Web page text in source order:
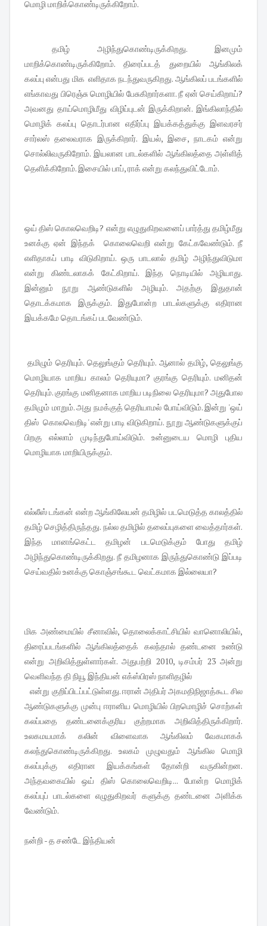
மொழி மாறிக்கொண்டிருக்கிறோம்.
தமிழ் அழிந்துகொண்டிருக்கிறது. இனமும்
மாறிக்கொண்டிருக்கிறோம். திரைப்படத் துறையில் ஆங்கிலக்
கலப்பு என்பது மிக எளிதாக நடந்துவருகிறது. ஆங்கிலப் படங்களில்
எங்காவது பிரெஞ்சு மொழியில் பேசுகிறார்களா. நீ ஏன் செய்கிறாய்?
அவனது தாய்மொழிமீது விழிப்புடன் இருக்கிறான். இங்கிலாந்தில்
மொழிக் கலப்பு தொடர்பான எதிர்ப்பு இயக்கத்துக்கு இளவரசர்
சார்லஸ் தலைவராக இருக்கிறார். இயல், இசை, நாடகம் என்று
சொல்லிவருகிறோம். இயலான பாடல்களில் ஆங்கிலத்தை அள்ளித்
தெளிக்கிறோம். இசையில் பாப், ராக் என்று கலந்துவிட்டோம்.
ஒய் திஸ் கொலவெறிடி? என்று எழுதுகிறவனைப் பார்த்து தமிழ்மீது
உனக்கு ஏன் இந்தக் கொலைவெறி என்று கேட்கவேண்டும். நீ
எளிதாகப் பாடி விடுகிறாய். ஒரு பாடலால் தமிழ் அழிந்துவிடுமா
என்று கிண்டலாகக் கேட்கிறாய். இந்த நொடியில் அழியாது.
இன்னும் நூறு ஆண்டுகளில் அழியும். அதற்கு இதுதான்
தொடக்கமாக இருக்கும். இதுபோன்ற பாடல்களுக்கு எதிரான
இயக்கமே தொடங்கப் படவேண்டும்.
தமிழும் தெரியும். தெலுங்கும் தெரியும். ஆனால் தமிழ், தெலுங்கு
மொழியாக மாறிய காலம் தெரியுமா? குரங்கு தெரியும். மனிதன்
தெரியும். குரங்கு மனிதனாக மாறிய படிநிலை தெரியுமா? அதுபோல
தமிழும் மாறும். அது நமக்குத் தெரியாமல் போய்விடும். இன்று 'ஒய்
திஸ் கொலவெறிடி' என்று பாடி விடுகிறாய். நூறு ஆண்டுகளுக்குப்
பிறகு எல்லாம் முடிந்துபோய்விடும். உன்னுடைய மொழி புதிய
மொழியாக மாறியிருக்கும்.
எல்லீஸ் டங்கன் என்ற ஆங்கிலேயன் தமிழில் படமெடுத்த காலத்தில்
தமிழ் செழித்திருந்தது. நல்ல தமிழில் தலைப்புகளை வைத்தார்கள்.
இந்த மானங்கெட்ட தமிழன் படமெடுக்கும் போது தமிழ்
அழிந்துகொண்டிருக்கிறது. நீ தமிழனாக இருந்துகொண்டு இப்படி
செய்வதில் உனக்கு கொஞ்சங்கூட வெட்கமாக இல்லையா?
மிக அண்மையில் சீனாவில், தொலைக்காட்சியில் வானொலியில்,
திரைப்படங்களில் ஆங்கிலத்தைக் கலந்தால் தண்டனை உண்டு
என்று அறிவித்துள்ளார்கள். அதுபற்றி 2010, டிசம்பர் 23 அன்று
வெளிவந்த தி நியூ இந்தியன் எக்ஸ்பிரஸ் நாளிதழில்
என்று குறிப்பிடப்பட்டுள்ளது. ஈரான் அதிபர் அகமதிநிஜாத்கூட சில
ஆண்டுகளுக்கு முன்பு ஈரானிய மொழியில் பிறமொழிச் சொற்கள்
கலப்பதை தண்டனைக்குரிய குற்றமாக அறிவித்திருக்கிறார்.
உலகமயமாக் கலின் விளைவாக ஆங்கிலம் வேகமாகக்
கலந்துகொண்டிருக்கிறது. உலகம் முழுவதும் ஆங்கில மொழி
கலப்புக்கு எதிரான இயக்கங்கள் தோன்றி வருகின்றன.
அந்தவகையில் ஒய் திஸ் கொலைவெறிடி... போன்ற மொழிக்
கலப்புப் பாடல்களை எழுதுகிறவர் களுக்கு தண்டனை அளிக்க
வேண்டும்.
நன்றி - த சண்டே இந்தியன்